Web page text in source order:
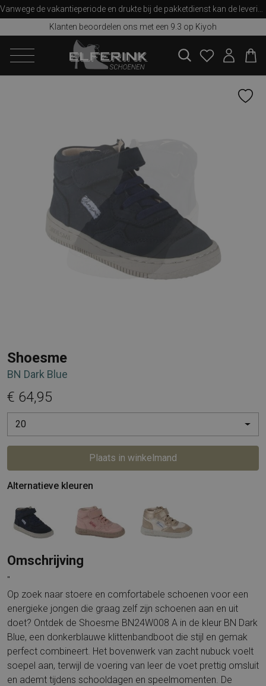
Klanten beoordelen ons met een 9.3 op Kiyoh
zoeken
Shoesme
BN Dark Blue
€ 64,95
20
Plaats in winkelmand
Alternatieve kleuren
Omschrijving
"
Op zoek naar stoere en comfortabele schoenen voor een
energieke jongen die graag zelf zijn schoenen aan en uit
doet? Ontdek de Shoesme BN24W008 A in de kleur BN Dark
Blue, een donkerblauwe klittenbandboot die stijl en gemak
perfect combineert. Het bovenwerk van zacht nubuck voelt
soepel aan, terwijl de voering van leer de voet prettig omsluit
en ademt tijdens schooldagen en speelmomenten. De